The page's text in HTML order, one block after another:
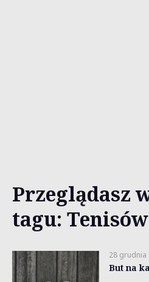
Przeglądasz
tagu:
28 grudnia
But na